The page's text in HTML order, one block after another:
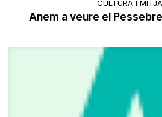
CULTURA I
Anem a veure el